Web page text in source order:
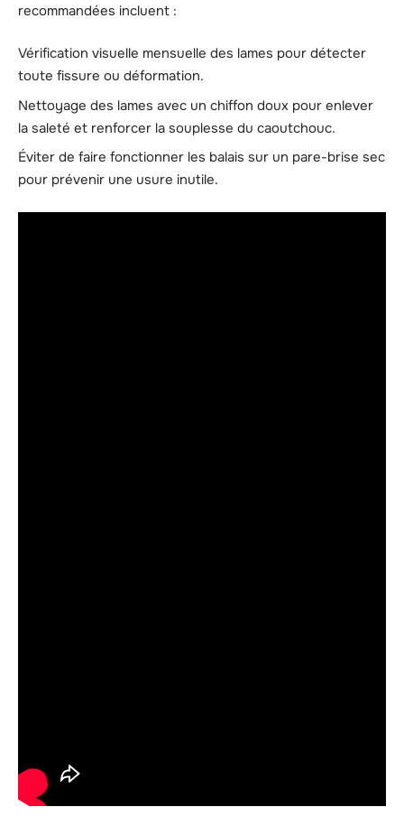
recommandées incluent :
Vérification visuelle mensuelle des lames pour détecter
toute fissure ou déformation.
Nettoyage des lames avec un chiffon doux pour enlever
la saleté et renforcer la souplesse du caoutchouc.
Éviter de faire fonctionner les balais sur un pare-brise sec
pour prévenir une usure inutile.